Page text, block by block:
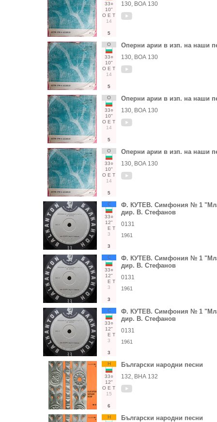
33○
10"
О Е Т
14
5
130, ВОА 130
О
33○
10"
О Е Т
14
5
Оперни арии в изп. на наши
130, ВОА 130
О
33○
10"
О Е Т
14
5
Оперни арии в изп. на наши
130, ВОА 130
О
33○
10"
О Е Т
14
5
Оперни арии в изп. на наши
130, ВОА 130
С
33○
12"
Е Т
3
3
Ф. КУТЕВ. Симфония № 1
дир. В. Стефанов
0131
1961
С
33○
12"
Е Т
3
3
Ф. КУТЕВ. Симфония № 1
дир. В. Стефанов
0131
1961
С
33○
12"
Е Т
3
3
Ф. КУТЕВ. Симфония № 1
дир. В. Стефанов
0131
1961
Н
33○
12"
О Е Т
15
6
Български народни песни
132, ВНА 132
Н Български народни песни